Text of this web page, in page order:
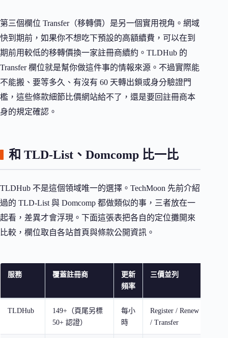
第三個欄位 Transfer（移轉價）是另一個實用視角。網域
快到期前，如果你不想吃下預設的高額續費，可以在到
期前用較低的移轉價換一家註冊商續約。TLDHub 的
Transfer 欄位就是幫你做這件事的情報來源。不過實際能
不能搬、要等多久、有沒有 60 天轉出鎖或身分驗證門
檻，這些條款細節比價網站給不了，還是要回註冊商本
身的規定確認。
和 TLD-List、Domcomp 比一比
TLDHub 不是這個領域唯一的選擇。TechMoon 先前介紹
過的 TLD-List 與 Domcomp 都做類似的事，三者放在一
起看，差異才會浮現。下面這張表把各自的定位攤開來
比較，欄位取自各站首頁與條款公開資訊。
服務 覆蓋註冊商
更新
頻率
三價並列
TLDHub
149+（頁尾另標
50+ 認證）
每小
時
Register / Renew
/ Transfer